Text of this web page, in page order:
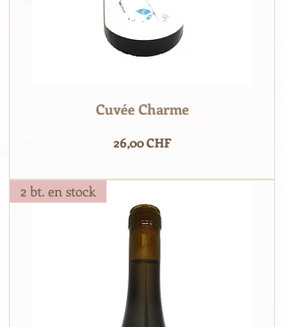
Cuvée Charme
Prix
26,00 CHF
2 bt. en stock